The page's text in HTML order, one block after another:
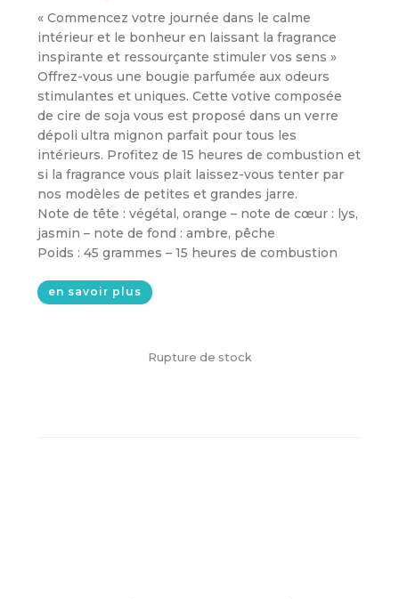
prix
initial
était :
3,99€.
prix
actuel
est :
1,99€.
« Commencez votre journée dans le calme
intérieur et le bonheur en laissant la fragrance
inspirante et ressourçante stimuler vos sens »
Offrez-vous une bougie parfumée aux odeurs
stimulantes et uniques. Cette votive composée
de cire de soja vous est proposé dans un verre
dépoli ultra mignon parfait pour tous les
intérieurs. Profitez de 15 heures de combustion et
si la fragrance vous plait laissez-vous tenter par
nos modèles de petites et grandes jarre.
Note de tête : végétal, orange – note de cœur : lys,
jasmin – note de fond : ambre, pêche
Poids : 45 grammes – 15 heures de combustion
en savoir plus
Rupture de stock